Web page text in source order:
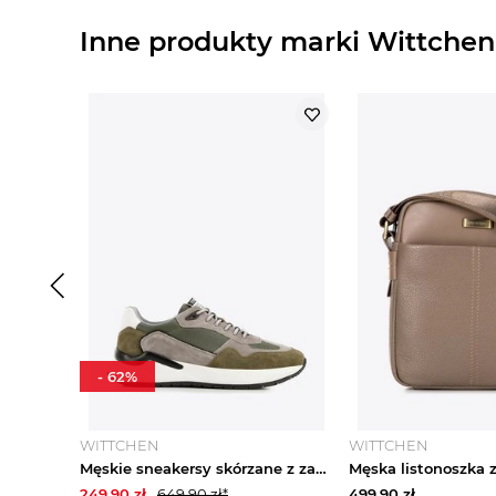
Inne produkty marki Wittchen
WITTCHEN
Męskie sneakersy skórzane z zamszowymi wstawkami zielono-szare Wittchen
- 62%
WITTCHEN